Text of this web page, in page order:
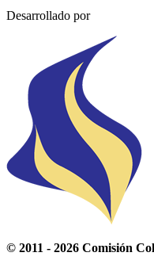
Desarrollado por
© 2011 - 2026 Comisión